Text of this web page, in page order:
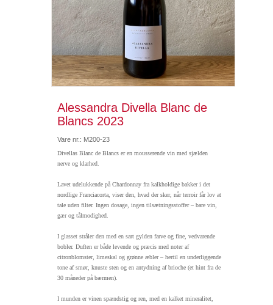
Alessandra Divella Blanc de
Blancs 2023
Vare nr.: M200-23
Divellas Blanc de Blancs er en mousserende vin med sjælden
nerve og klarhed.
Lavet udelukkende på Chardonnay fra kalkholdige bakker i det
nordlige Franciacorta, viser den, hvad der sker, når terroir får lov at
tale uden filter. Ingen dosage, ingen tilsætningsstoffer – bare vin,
gær og tålmodighed.
I glasset stråler den med en sart gylden farve og fine, vedvarende
bobler. Duften er både levende og præcis med noter af
citronblomster, limeskal og grønne æbler – hertil en underliggende
tone af smør, knuste sten og en antydning af brioche (et hint fra de
30 måneder på bærmen).
I munden er vinen spændstig og ren, med en kalket mineralitet,